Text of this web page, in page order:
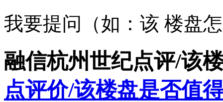
我要提问（如：该 楼盘
融信杭州世纪点评/该
点评价/该楼盘是否值